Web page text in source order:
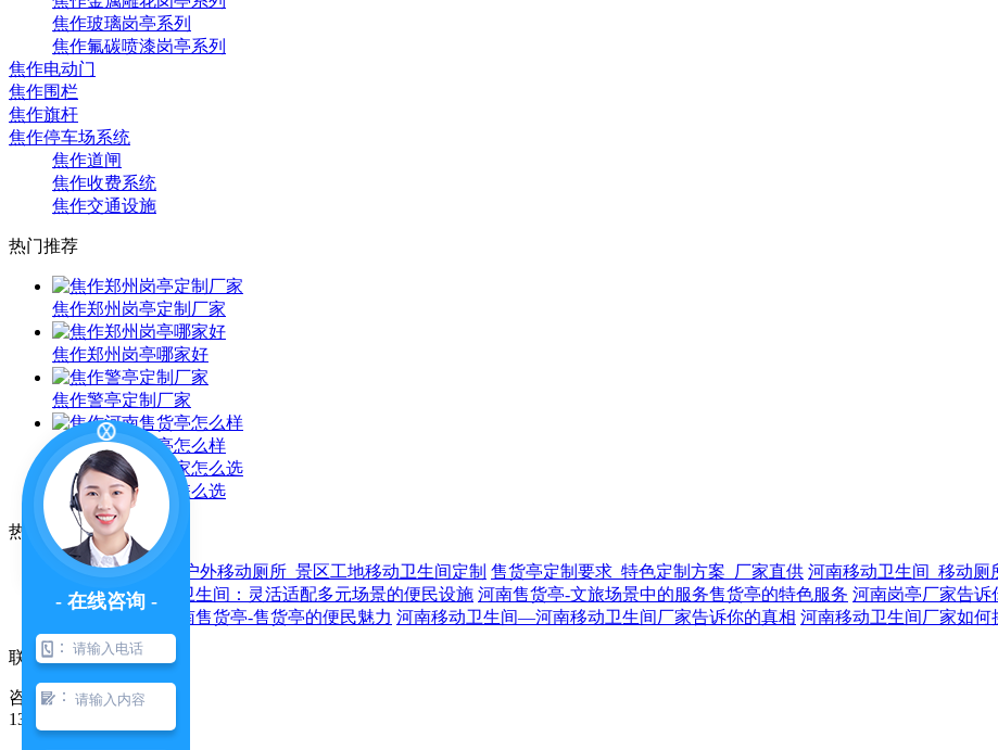
焦作玻璃岗亭系列
焦作氟碳喷漆岗亭系列
焦作电动门
焦作围栏
焦作旗杆
焦作停车场系统
焦作道闸
焦作收费系统
焦作交通设施
热门推荐
焦作郑州岗亭定制厂家
焦作郑州岗亭哪家好
焦作警亭定制厂家
焦作河南售货亭怎么样
焦作售货亭厂家怎么选
热门新闻
移动卫生间厂家_户外移动厕所_景区工地移动卫生间定制 售货亭定制要求_特色定制方案_厂家直供 河南移动卫生间_移动厕
限公司 河南移动卫生间：灵活适配多元场景的便民设施 河南售货亭-文旅场景中的服务售货亭的特色服务 河南岗亭厂家告诉
卫生间的标准
河南售货亭-售货亭的便民魅力 河南移动卫生间—河南移动卫生间厂家告诉你的真相 河南移动卫生间厂家如何
联系我们
咨询热线
13676907668
售后热线：
- 在线咨询 -
：
：